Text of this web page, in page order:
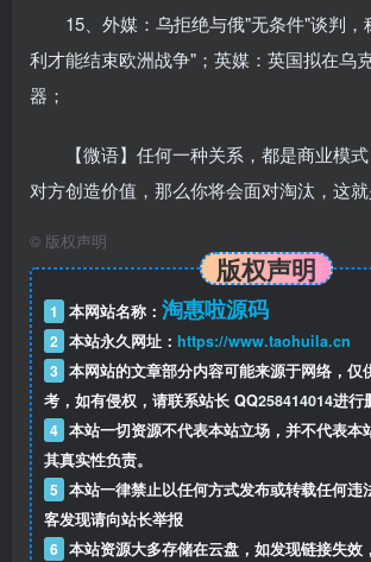
15、外媒：乌拒绝与俄"无条件"谈判
利才能结束欧洲战争"；英媒：英国拟在乌
器；
【微语】任何一种关系，都是商业模
对方创造价值，那么你将会面对淘汰，这就
© 版权声明
版权声明
1 本网站名称： 淘惠啦源码
2 本站永久网址： https://www.taohuila.cn
3 本网站的文章部分内容可能来源于网络，仅
考，如有侵权，请联系站长 QQ258414014进行
4 本站一切资源不代表本站立场，并不代表本
其真实性负责。
5 本站一律禁止以任何方式发布或转载任何违
客发现请向站长举报
6 本站资源大多存储在云盘，如发现链接失效